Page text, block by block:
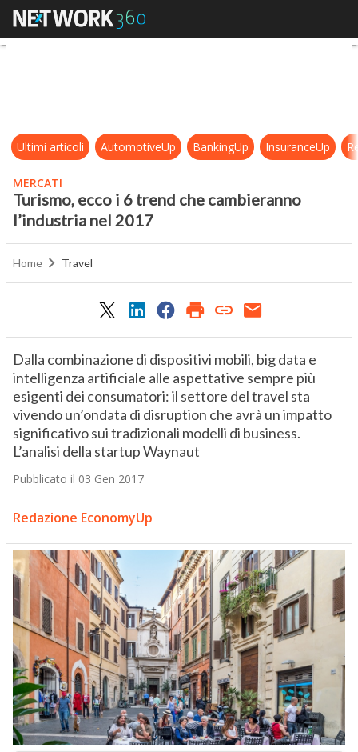
Turismo, ecco i 6 trend che
Ultimi articoli AutomotiveUp BankingUp InsuranceUp
MERCATI
Turismo, ecco i 6 trend che cambieranno
l’industria nel 2017
Home Travel
Dalla combinazione di dispositivi mobili, big data e
intelligenza artificiale alle aspettative sempre più
esigenti dei consumatori: il settore del travel sta
vivendo un’ondata di disruption che avrà un impatto
significativo sui tradizionali modelli di business.
L’analisi della startup Waynaut
Pubblicato il 03 Gen 2017
Redazione EconomyUp